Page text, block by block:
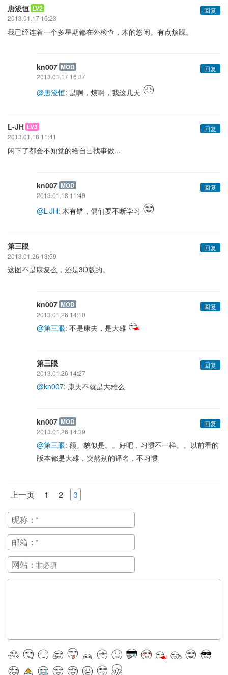
唐浚恒 LV2
回复
2013.01.17 16:23
我已经连着一个多星期都在外检查，木的悠闲。有点烦躁。
kn007 MOD
回复
2013.01.17 16:37
@唐浚恒: 是啊，烦啊，我这几天
L-JH LV3
回复
2013.01.18 11:41
闲下了都会不知觉的给自己找事做...
kn007 MOD
回复
2013.01.18 11:49
@L-JH: 木有错，偶们要不断学习
第三眼
回复
2013.01.26 13:59
这图不是康复么，还是3D版的。
kn007 MOD
回复
2013.01.26 14:10
@第三眼: 不是康夫，是大雄
第三眼
回复
2013.01.26 14:27
@kn007: 康夫不就是大雄么
kn007 MOD
回复
2013.01.26 14:39
@第三眼: 额。貌似是。。好吧，习惯不一样。。以前看的
版本都是大雄，突然别的译名，不习惯
上一页 1 2 3
昵称：
邮箱：
网站：